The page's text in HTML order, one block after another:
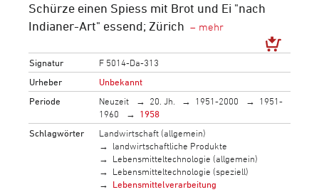
Schürze einen Spiess mit Brot und Ei "nach
Indianer-Art" essend; Zürich
Signatur
F 5014-Da-313
Urheber
Unbekannt
Periode
Neuzeit 20. Jh. 1951-2000
1951-
1960
1958
Schlagwörter
Landwirtschaft (allgemein)
landwirtschaftliche Produkte
Lebensmitteltechnologie (allgemein)
Lebensmitteltechnologie (speziell)
Lebensmittelverarbeitung